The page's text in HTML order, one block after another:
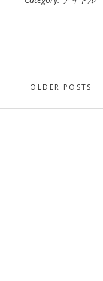
Posts
navigation
OLDER POSTS